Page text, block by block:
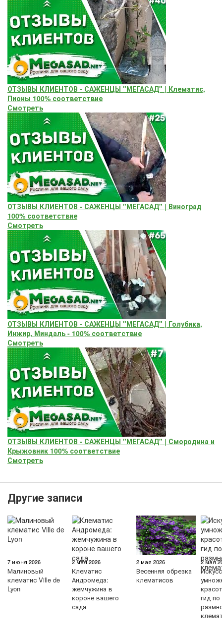
ОТЗЫВЫ КЛИЕНТОВ - САЖЕНЦЫ "МЕГАСАД" | Клематис,
Пионы 100% соответствие
Смотреть
ОТЗЫВЫ КЛИЕНТОВ - САЖЕНЦЫ "МЕГАСАД" | Виноград
100% соответствие
Смотреть
ОТЗЫВЫ КЛИЕНТОВ - САЖЕНЦЫ "МЕГАСАД" | Голубика,
Инжир, Миндаль - 100% соответствие
Смотреть
ОТЗЫВЫ КЛИЕНТОВ - САЖЕНЦЫ "МЕГАСАД" | Смородина и
Крыжовник 100% соответствие
Смотреть
Другие записи
7 июня 2026
Малиновый
клематис Ville de
Lyon
2 мая 2026
Клематис
Андромеда:
жемчужина в
короне вашего
сада
2 мая 2026
Весенняя обрезка
клематисов
2 мая
гид по